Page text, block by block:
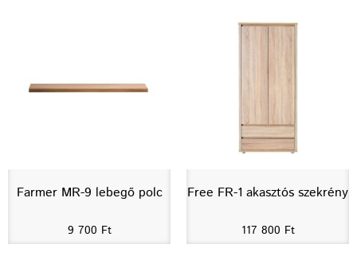
Farmer MR-9 lebegő polc
9 700 Ft
Free FR-1 akasztós szekrény
117 800 Ft